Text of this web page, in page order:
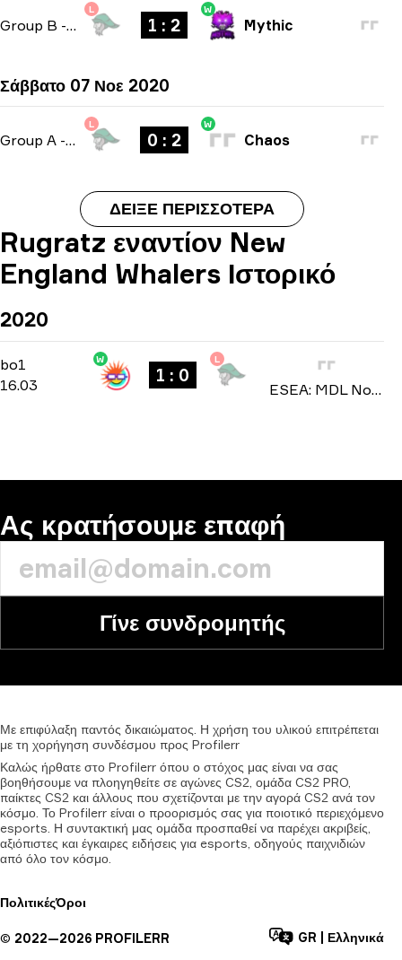
Group B - bo3
L
1 : 2
W
Mythic
Σάββατο 07 Νοε 2020
Group A - bo3
L
0 : 2
W
Chaos
ΔΕΊΞΕ ΠΕΡΙΣΣΌΤΕΡΑ
Rugratz εναντίον New
England Whalers Ιστορικό
2020
bo1 Group Stage-bo1
16.03
W
1 : 0
L
ESEA: MDL North America season 33 2020
Ας κρατήσουμε επαφή
Γίνε συνδρομητής
Με επιφύλαξη παντός δικαιώματος. Η χρήση του υλικού επιτρέπεται
με τη χορήγηση συνδέσμου προς Profilerr
Καλώς ήρθατε στο Profilerr όπου ο στόχος μας είναι να σας
βοηθήσουμε να πλοηγηθείτε σε αγώνες CS2, ομάδα CS2 PRO,
παίκτες CS2 και άλλους που σχετίζονται με την αγορά CS2 ανά τον
κόσμο. Το Profilerr είναι ο προορισμός σας για ποιοτικό περιεχόμενο
esports. Η συντακτική μας ομάδα προσπαθεί να παρέχει ακριβείς,
αξιόπιστες και έγκαιρες ειδήσεις για esports, οδηγούς παιχνιδιών
από όλο τον κόσμο.
ΠολιτικέςΌροι
© 2022—2026 PROFILERR GR Ελληνικά